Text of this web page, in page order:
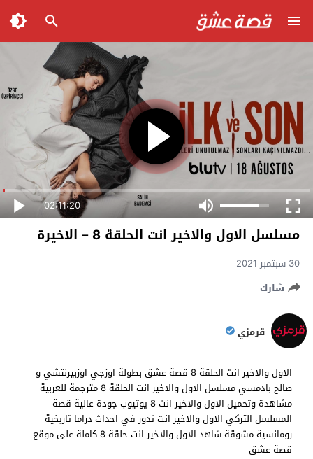
02:11:20
مسلسل الاول والاخير انت الحلقة 8 – الاخيرة
30 سبتمبر 2021
شارك
قرمزي
الاول والاخير انت الحلقة 8 قصة عشق بطولة اوزجي اوزبيرنتشي و
صالح بادمسي مسلسل الاول والاخير انت الحلقة 8 مترجمة للعربية
مشاهدة وتحميل الاول والاخير انت 8 يوتيوب جودة عالية قصة
المسلسل التركي الاول والاخير انت تدور في احداث دراما تاريخية ​​
رومانسية مشوقة شاهد الاول والاخير انت حلقة 8 كاملة على موقع
قصة عشق